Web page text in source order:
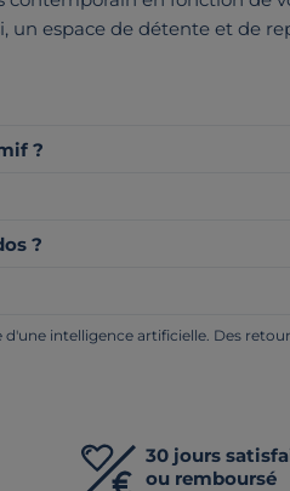
un espace de détente et de
?
?
intelligence artificielle. Des
30 jours
ou remboursé